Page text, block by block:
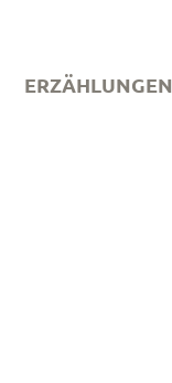
ERZӒHLUNGEN